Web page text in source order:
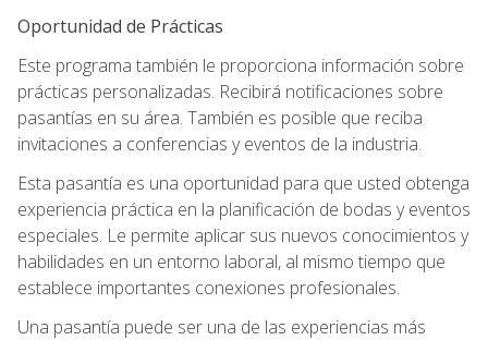
Oportunidad de Prácticas
Este programa también le proporciona información sobre
prácticas personalizadas. Recibirá notificaciones sobre
pasantías en su área. También es posible que reciba
invitaciones a conferencias y eventos de la industria.
Esta pasantía es una oportunidad para que usted obtenga
experiencia práctica en la planificación de bodas y eventos
especiales. Le permite aplicar sus nuevos conocimientos y
habilidades en un entorno laboral, al mismo tiempo que
establece importantes conexiones profesionales.
Una pasantía puede ser una de las experiencias más